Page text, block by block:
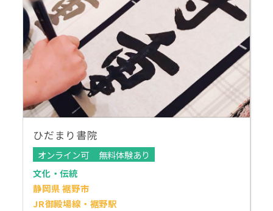
ひだまり書院
オンライン可
無料体験あり
文化・伝統
静岡県 裾野市
JR御殿場線・裾野駅